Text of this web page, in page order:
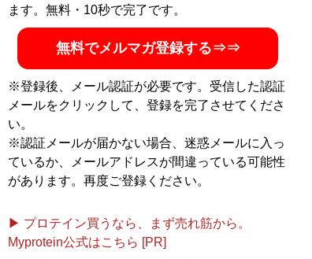
ます。無料・10秒で完了です。
無料でメルマガ登録する⇒⇒
※登録後、メール認証が必要です。受信した認証
メールをクリックして、登録を完了させてくださ
い。
※認証メールが届かない場合、迷惑メールに入っ
ているか、メールアドレスが間違っている可能性
があります。再度ご登録ください。
▶ プロテイン買うなら、まず売れ筋から。
Myprotein公式はこちら [PR]